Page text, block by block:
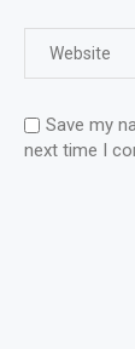
Save my
next time I